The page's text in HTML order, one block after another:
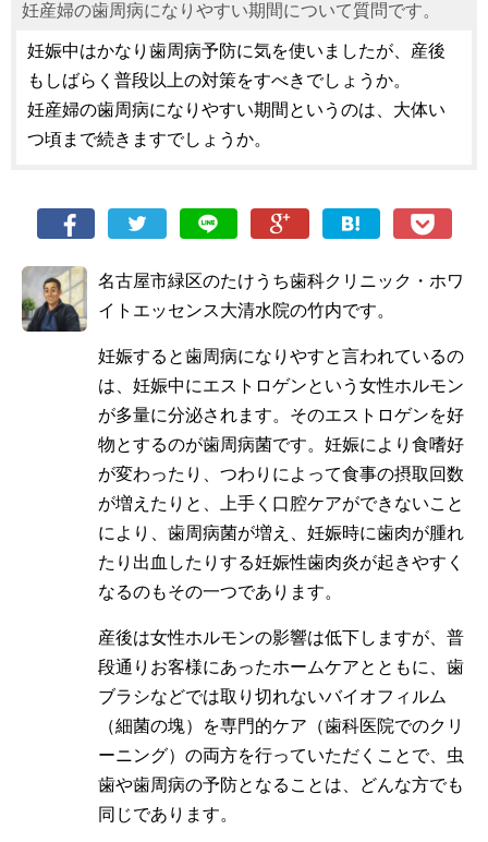
妊産婦の歯周病になりやすい期間について質問です。
妊娠中はかなり歯周病予防に気を使いましたが、産後
もしばらく普段以上の対策をすべきでしょうか。
妊産婦の歯周病になりやすい期間というのは、大体い
つ頃まで続きますでしょうか。
名古屋市緑区のたけうち歯科クリニック・ホワ
イトエッセンス大清水院の竹内です。
妊娠すると歯周病になりやすと言われているの
は、妊娠中にエストロゲンという女性ホルモン
が多量に分泌されます。そのエストロゲンを好
物とするのが歯周病菌です。妊娠により食嗜好
が変わったり、つわりによって食事の摂取回数
が増えたりと、上手く口腔ケアができないこと
により、歯周病菌が増え、妊娠時に歯肉が腫れ
たり出血したりする妊娠性歯肉炎が起きやすく
なるのもその一つであります。
産後は女性ホルモンの影響は低下しますが、普
段通りお客様にあったホームケアとともに、歯
ブラシなどでは取り切れないバイオフィルム
（細菌の塊）を専門的ケア（歯科医院でのクリ
ーニング）の両方を行っていただくことで、虫
歯や歯周病の予防となることは、どんな方でも
同じであります。